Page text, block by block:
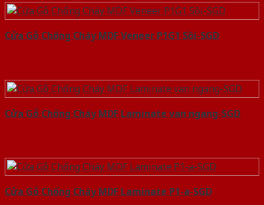
Cửa Gỗ Chống Cháy MDF Veneer P1G1 Sồi-SGD
Cửa Gỗ Chống Cháy MDF Laminate van ngang-SGD
Cửa Gỗ Chống Cháy MDF Laminate P1-a-SGD